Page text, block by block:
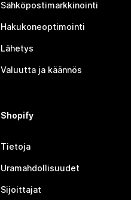
Sähköpostimarkkinointi
Hakukoneoptimointi
Lähetys
Valuutta ja käännös
Shopify
Tietoja
Uramahdollisuudet
Sijoittajat